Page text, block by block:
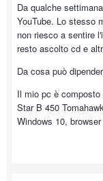
Da qualche
YouTube. Lo stesso
non riesco a sentire
resto ascolto cd e
Da cosa può
Il mio pc è
Star B 450
Windows 10,